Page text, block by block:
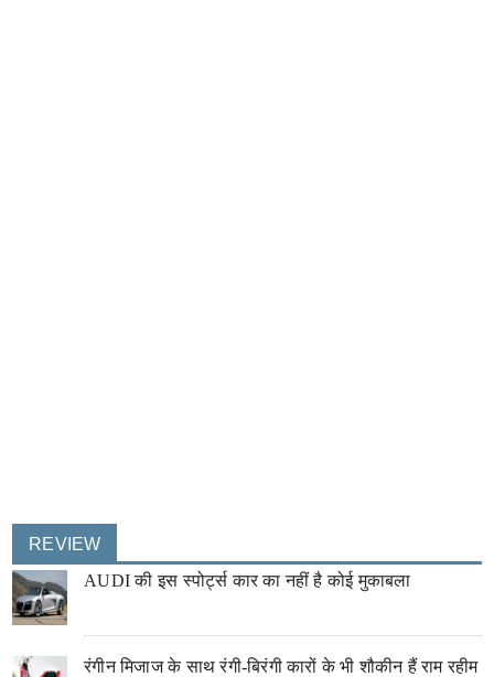
REVIEW
AUDI की इस स्पोर्ट्स कार का नहीं है कोई मुकाबला
रंगीन मिजाज के साथ रंगी-बिरंगी कारों के भी शौकीन हैं राम रहीम